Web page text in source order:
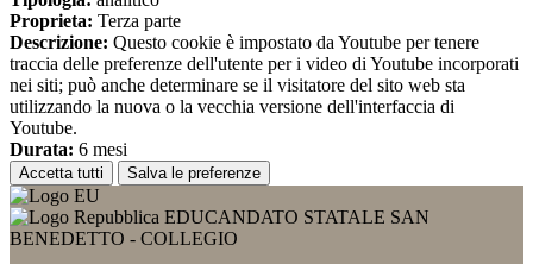
Proprieta: Terza parte
Descrizione: Questo cookie è impostato da Youtube per tenere
traccia delle preferenze dell'utente per i video di Youtube incorporati
nei siti; può anche determinare se il visitatore del sito web sta
utilizzando la nuova o la vecchia versione dell'interfaccia di
Youtube.
Durata: 6 mesi
Accetta tutti Salva le preferenze
EDUCANDATO STATALE SAN
BENEDETTO - COLLEGIO